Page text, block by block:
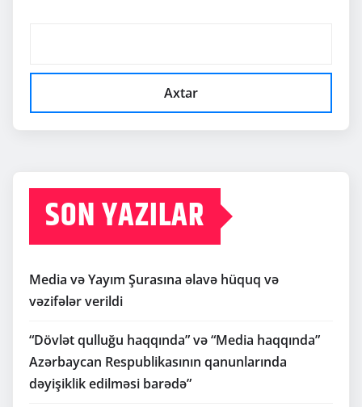
Axtar
SON YAZILAR
Media və Yayım Şurasına əlavə hüquq və
vəzifələr verildi
“Dövlət qulluğu haqqında” və “Media haqqında”
Azərbaycan Respublikasının qanunlarında
dəyişiklik edilməsi barədə”